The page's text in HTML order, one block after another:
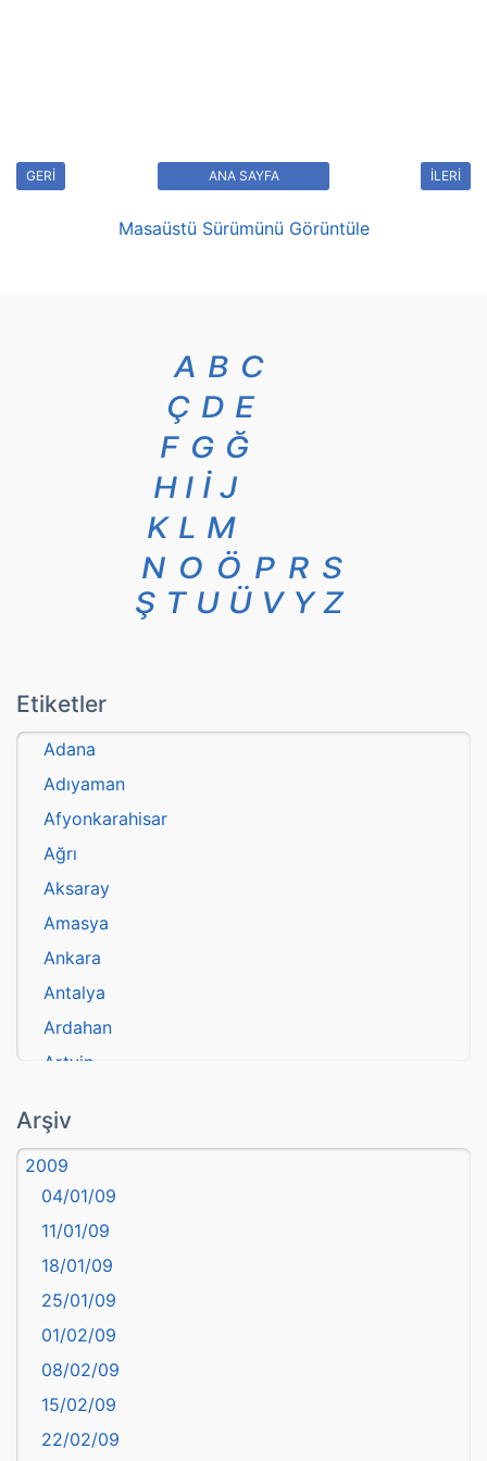
GERİ İLERİ
ANA SAYFA
Masaüstü Sürümünü Görüntüle
A B C
Ç D E
F G Ğ
H I İ J
K L M
N O Ö P R S
Ş T U Ü V Y Z
Etiketler
Adana
Adıyaman
Afyonkarahisar
Ağrı
Aksaray
Amasya
Ankara
Antalya
Ardahan
Artvin
Aydın
Balıkesir
Bartın
başkentler
Batman
Bayburt
Bilecik
Bingöl
Bitlis
Bolu
Arşiv
2009
04/01/09
11/01/09
18/01/09
25/01/09
01/02/09
08/02/09
15/02/09
22/02/09